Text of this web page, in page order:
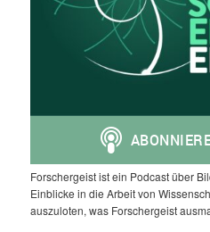
Forschergeist ist ein Podcast über
Einblicke in die Arbeit von
auszuloten, was Forschergeist